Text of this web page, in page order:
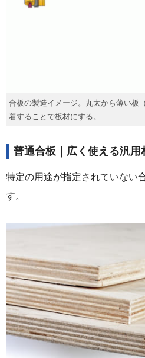
合板の製造イメージ。丸太から薄い板
着することで板材にする。
普通合板｜広く使える汎用
特定の用途が指定されていない
す。